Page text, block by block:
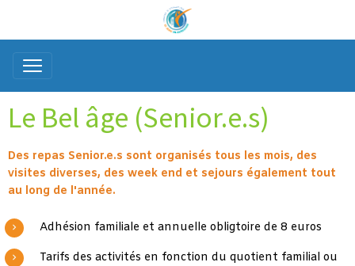
Le Bel âge (Senior.e.s)
Des repas Senior.e.s sont organisés tous les mois, des
visites diverses, des week end et sejours également tout
au long de l'année.
Adhésion familiale et annuelle obligtoire de 8 euros
Tarifs des activités en fonction du quotient familial ou